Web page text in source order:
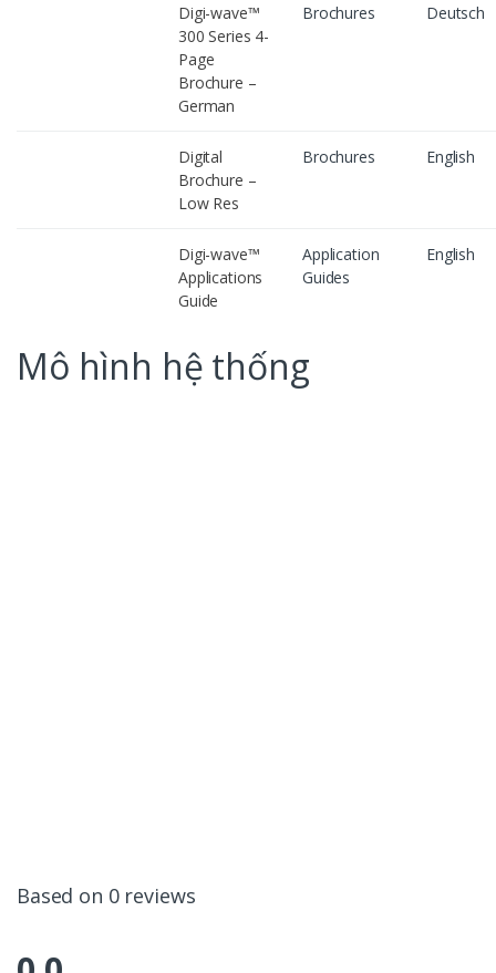
Digi-wave™
300 Series 4-
Page
Brochure –
German
Brochures Deutsch
Digital
Brochure –
Low Res
Brochures English
Digi-wave™
Applications
Guide
Application
Guides
English
Mô hình hệ thống
Based on 0 reviews